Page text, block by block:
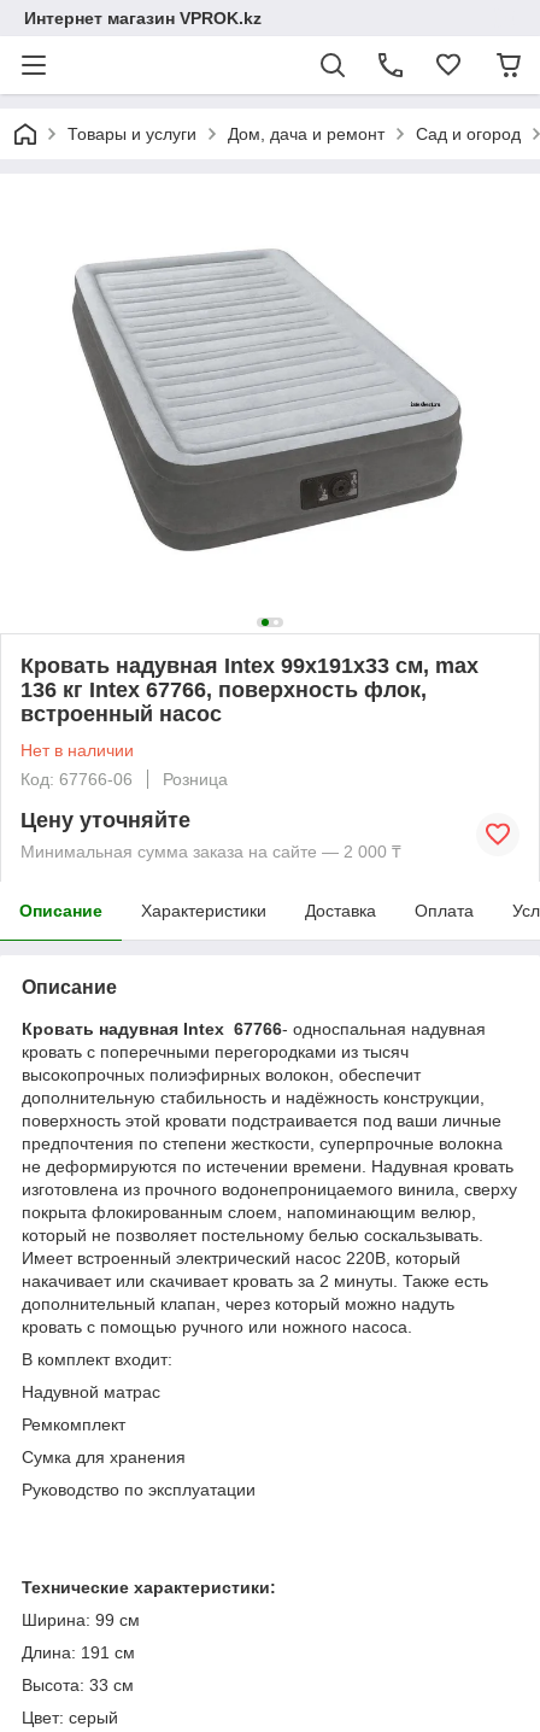
Интернет магазин VPROK.kz
Товары и услуги Дом, дача и ремонт Сад и огород
Кровать надувная Intex 99х191х33 см, max
136 кг Intex 67766, поверхность флок,
встроенный насос
Нет в наличии
Код: 67766-06
Розница
Цену уточняйте
Минимальная сумма заказа на сайте — 2 000 ₸
Описание Характеристики Доставка Оплата
Описание
Кровать надувная Intex 67766- односпальная надувная
кровать с поперечными перегородками из тысяч
высокопрочных полиэфирных волокон, обеспечит
дополнительную стабильность и надёжность конструкции,
поверхность этой кровати подстраивается под ваши личные
предпочтения по степени жесткости, суперпрочные волокна
не деформируются по истечении времени. Надувная кровать
изготовлена из прочного водонепроницаемого винила, сверху
покрыта флокированным слоем, напоминающим велюр,
который не позволяет постельному белью соскальзывать.
Имеет встроенный электрический насос 220В, который
накачивает или скачивает кровать за 2 минуты. Также есть
дополнительный клапан, через который можно надуть
кровать с помощью ручного или ножного насоса.
В комплект входит:
Надувной матрас
Ремкомплект
Сумка для хранения
Руководство по эксплуатации
Технические характеристики:
Ширина: 99 см
Длина: 191 см
Высота: 33 см
Цвет: серый